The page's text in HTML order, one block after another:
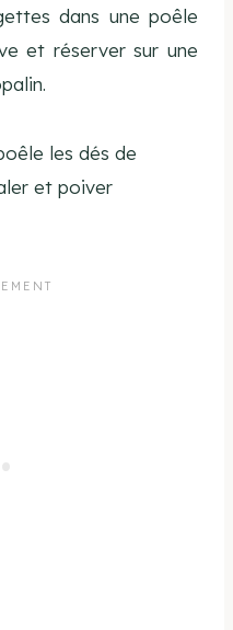
dans une poêle
et réserver sur une
les dés de
et poiver